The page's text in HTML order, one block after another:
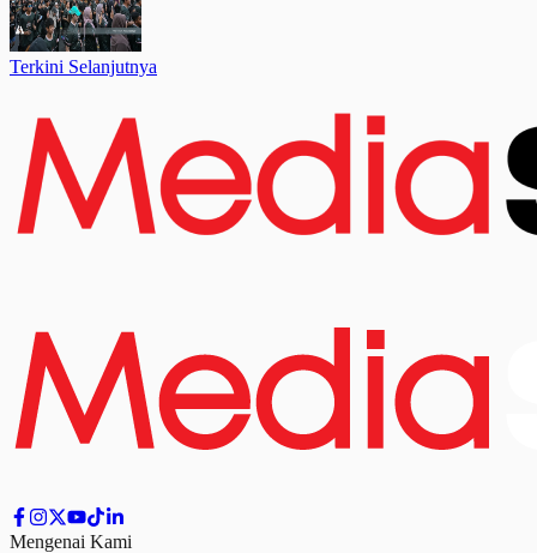
Terkini Selanjutnya
Mengenai Kami